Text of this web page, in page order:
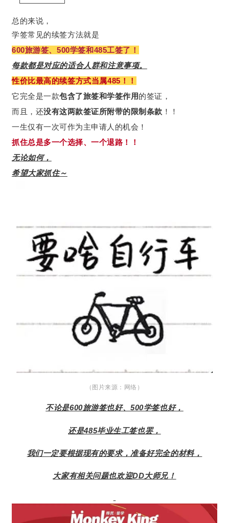
总的来说，
学签常见的续签方法就是
600旅游签、500学签和485工签了！
每款都是对应的适合人群和注意事项。
性价比最高的续签方式当属485！！
它完全是一款包含了旅签和学签作用的签证，
而且，还没有这两款签证所附带的限制条款 ！！
一生仅有一次可作为主申请人的机会！
抓住总是多一个选择、一个退路！！
无论如何，
希望大家抓住～
（图片来源：网络）
不论是600旅游签也好、500学签也好，
还是485毕业生工签也罢，
我们一定要根据现有的要求，准备好完全的材料，
大家有相关问题也欢迎DD大师兄！